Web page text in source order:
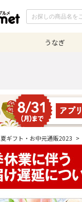
うなぎ
夏ギフト・お中元通販2023 >